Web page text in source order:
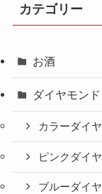
カテゴリー
お酒
ダイヤモンド
カラーダイヤ
ピンクダイヤ
ブルーダイヤ